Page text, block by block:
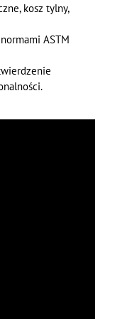
kosz tylny,
ASTM